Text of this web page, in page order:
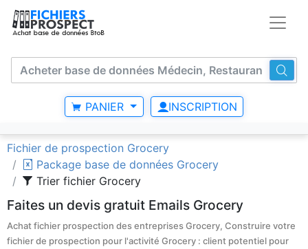
PANIER INSCRIPTION
Fichier de prospection Grocery
Package base de données Grocery
Trier fichier Grocery
Faites un devis gratuit Emails Grocery
Achat fichier prospection des entreprises Grocery, Construire votre
fichier de prospection pour l'activité Grocery : client potentiel pour